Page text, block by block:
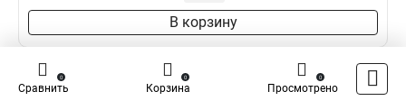
В корзину
Сравнить
0
Корзина
0
Просмотрено
0